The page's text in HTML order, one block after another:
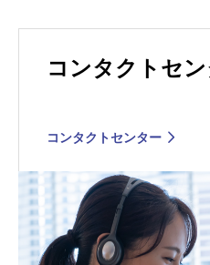
コンタクトセ
コンタクトセンター